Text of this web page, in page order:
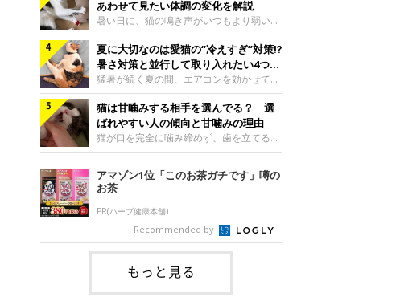
て、ねこのきもち獣医師相談室の岡本りさ
先生に伺いました。 留守中は室温が急に
上がることがあるねこのきもち投稿写真ギ
ャラリー夏の日中は、エアコンが切れると
室温が急に上昇する場合があります。猫は
自分で涼しい場所を探すのが得意ですが、
部屋全体が暑くなれ
も。積極的に水分を摂らせるためには、給
水方法を見直したり、フードから水分を摂
らせたりする方法があります。今回は獣医
師の重本仁先生に、猫に水分を摂らせるた
めにできるためできる工夫を教えていただ
きました。ボウルの高さを愛猫の好みにね
このきもち投稿写真ギャラリー水飲みボウ
ルの高さは、猫が飲むときに頭が胃より下
にならないように設定すると飲みやすいで
しょう。首を深く折り曲げずに済むため、
関節や食道への負
あわせて見たい体調の変化を解説
暑い日に、猫の鳴き声がいつもより弱い、
かすれる、しつこく鳴くなど、ふだんと違
って聞こえることがあります。 そんなと
き、あわせてどのような様子を確認したら
よいのでしょうか。暑い日に猫の鳴き方が
変わるときの見方や注意したい体調の変化
などについて、ねこのきもち獣医師相談室
の山口みき先生に伺いました。 鳴き方の
変化だけで判断せず、全身の様子も確認し
てねこのきもち投稿写真ギャラリー猫の鳴
ように見えることがあります。 ただ、鳴
き声だけで原因を決めるのは難しく、体調
や環境の変化を
夏に大切なのは愛猫の“冷えすぎ”対策⁉
暑さ対策と並行して取り入れたい4つの
工夫
猛暑が続く夏の間、エアコンを効かせて室
内を冷やしますよね。しかし、人にとって
は快適な温度でも、猫にとっては温度が低
すぎることも。暑さ対策と並行して、冷え
すぎ対策もしっかりと行うことが大切で
す。今回は獣医師の重本仁先生に、猫の冷
えすぎを防ぐ4つの対策を教えていただき
ました。（1） 冷房の効いていない部屋に
行き来できるようにするねこのきもち投稿
写真ギャラリー猫が寒いと感じたときに、
冷気から逃れる「逃げ場」を用意しておき
ましょう。冷房の効いていない部屋や廊下
へも自由に行き来できるように、ドアは猫
が通れる程度に
猫は甘噛みする相手を選んでる？ 選
ばれやすい人の傾向と甘噛みの理由
猫が口を完全に噛み締めず、歯を立てる程
度に噛む“甘噛み”。遊びやスキンシップの
ときに繰り出すことがありますが、同じ家
族でも噛まれる頻度に違いがあると感じる
ことも。ねこのきもちWEB MAGAZINEで
は、飼い主さんたちにアンケートを実施
し、愛猫が甘噛みする相手を選んでいると
感じる状況を教えてもらいました。また、
ねこのきもち獣医師相談室の原駿太朗先生
には、実際に猫は甘噛みする相手を選んで
いるのか、その真相をお聞きします。約6
割の飼い主さんが「甘噛みする相手を選ん
アマゾン1位「このお茶ガチです」噂の
お茶
PR(ハーブ健康本舗)
Recommended by
もっと見る